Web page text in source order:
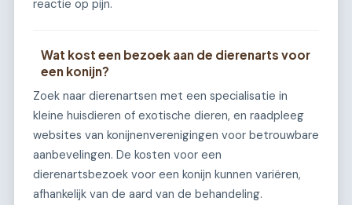
reactie op pijn.
Wat kost een bezoek aan de dierenarts voor
een konijn?
Zoek naar dierenartsen met een specialisatie in
kleine huisdieren of exotische dieren, en raadpleeg
websites van konijnenverenigingen voor betrouwbare
aanbevelingen. De kosten voor een
dierenartsbezoek voor een konijn kunnen variëren,
afhankelijk van de aard van de behandeling.